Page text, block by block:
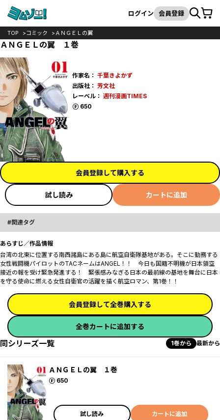
検索
ログイン 会員登録カート
TOP コミック ＡＮＧＥＬの翼
ＡＮＧＥＬの翼 １巻
作家名： 千葉きよかず
出版社： 芳文社
レーベル： 週刊漫画TIMES
650
ポイント
会員登録して購入する
試し読み カートに追加
関連タグ
あらすじ／作品情報
台湾の北東に位置する南西諸島にある島に航空自衛隊基地がある。そこに勤務する
女性戦闘機パイロットのTACネームはANGEL！！ 今日も国籍不明機が日本領空
接近の報を受け緊急発進する！ 緊張感みなぎる日本の最前線の基地を舞台に日本
を守る使命に燃える女性自衛官の活躍を描く航空ロマン、第1巻！！
会員登録して全巻購入する
全巻カートに追加する
同シリーズ一覧 1巻から 最新から
ＡＮＧＥＬの翼 １巻
650
ポイント
試し読み カートに追加